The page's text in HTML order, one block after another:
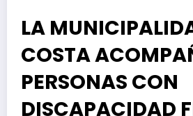
LA
COSTA
PERSONAS CON
DISCAPACIDAD